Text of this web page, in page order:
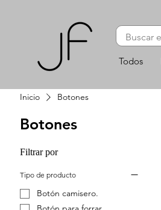
Todos
Inicio Botones
Botones
Filtrar por
Tipo de producto
Botón camisero.